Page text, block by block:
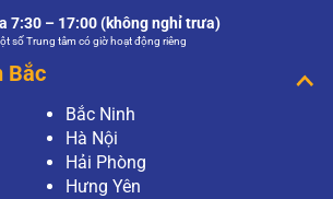
7:30 – 17:00 (không nghỉ trưa)
số Trung tâm có giờ hoạt động riêng
Bắc
Bắc Ninh
Hà Nội
Hải Phòng
Hưng Yên